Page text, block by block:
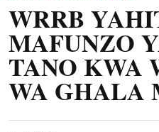
WRRB
MAFUNZO
TANO KWA
WA GHALA